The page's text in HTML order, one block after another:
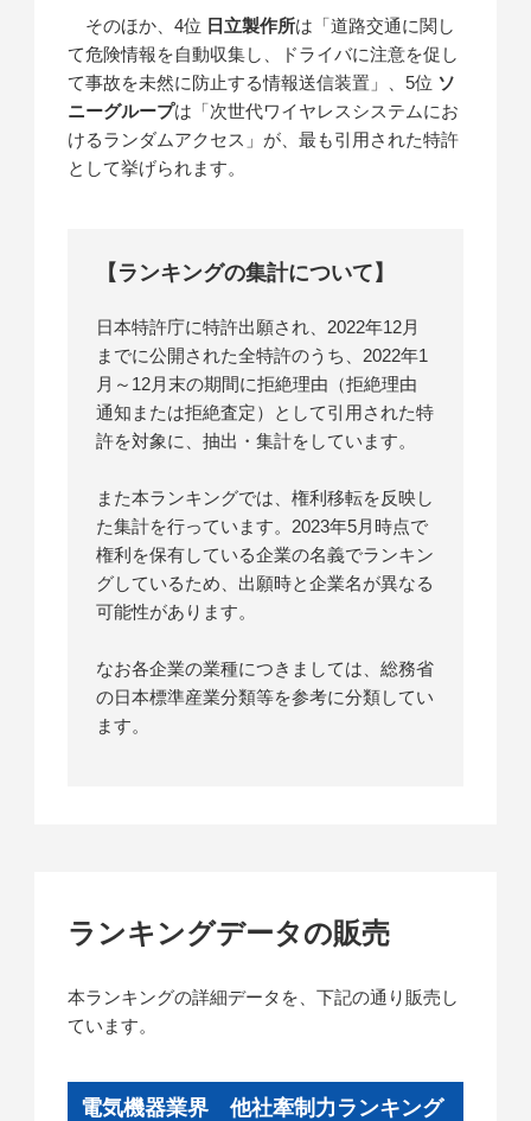
そのほか、4位 日立製作所は「道路交通に関し
て危険情報を自動収集し、ドライバに注意を促し
て事故を未然に防止する情報送信装置」、5位 ソ
ニーグループは「次世代ワイヤレスシステムにお
けるランダムアクセス」が、最も引用された特許
として挙げられます。
【ランキングの集計について】
日本特許庁に特許出願され、2022年12月
までに公開された全特許のうち、2022年1
月～12月末の期間に拒絶理由（拒絶理由
通知または拒絶査定）として引用された特
許を対象に、抽出・集計をしています。
また本ランキングでは、権利移転を反映し
た集計を行っています。2023年5月時点で
権利を保有している企業の名義でランキン
グしているため、出願時と企業名が異なる
可能性があります。
なお各企業の業種につきましては、総務省
の日本標準産業分類等を参考に分類してい
ます。
ランキングデータの販売
本ランキングの詳細データを、下記の通り販売し
ています。
電気機器業界 他社牽制力ランキング